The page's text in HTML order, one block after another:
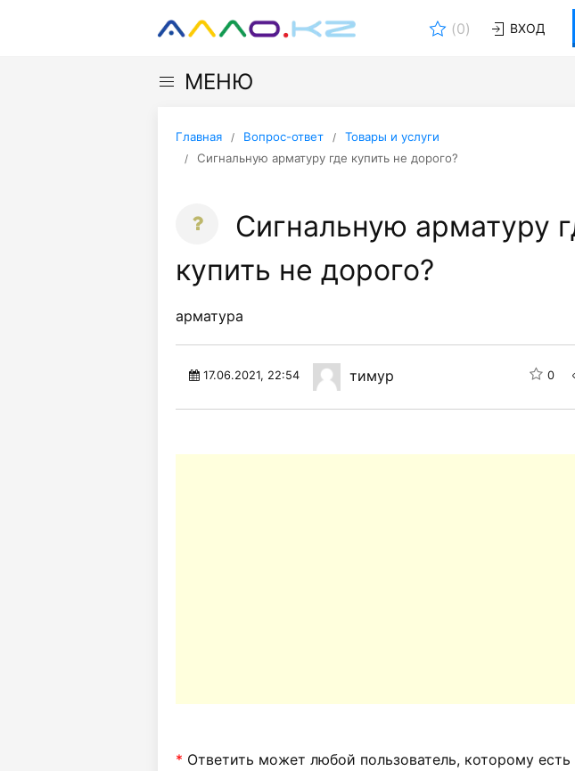
(0) ВХОД
МЕНЮ
Главная Вопрос-ответ
Товары и услуги
Сигнальную арматуру где купить не дорого?
Сигнальную арматуру
купить не дорого?
арматура
17.06.2021, 22:54 тимур 0
* Ответить может любой пользователь, которому есть